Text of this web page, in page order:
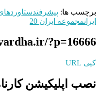
برچسب ها: پیشرفت
ایرانمجموعه ایران 20
?p=16666
کپی URL
نصب اپلیکیشن